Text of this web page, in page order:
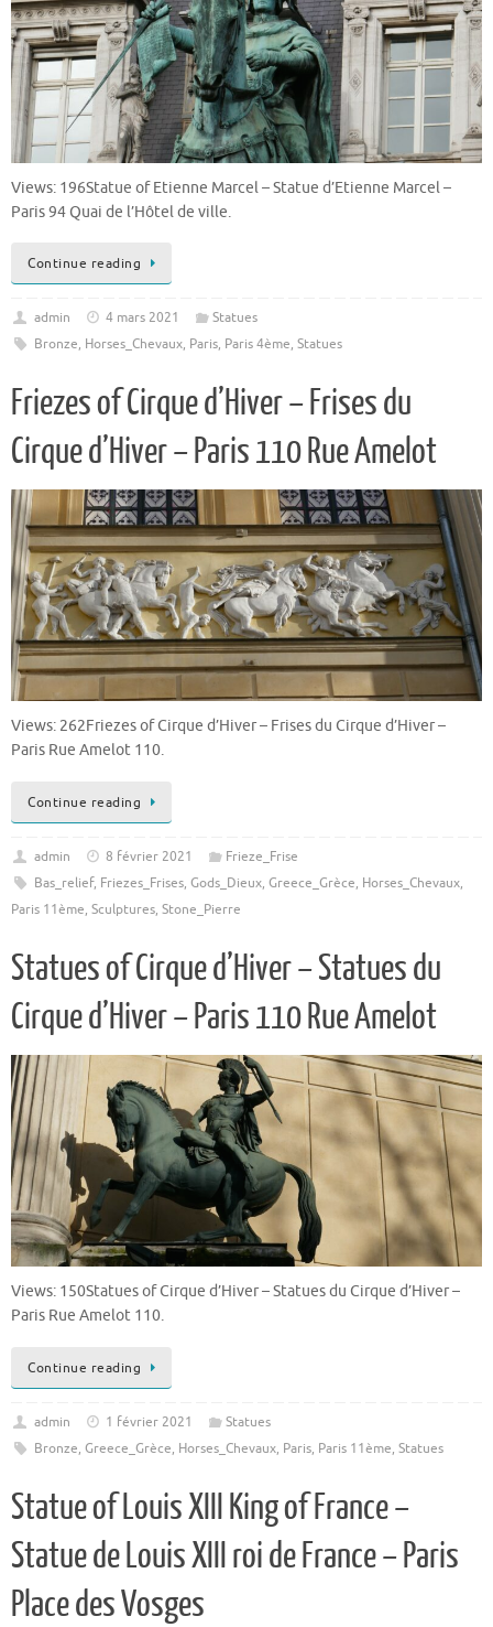
Views: 196Statue of Etienne Marcel – Statue d’Etienne Marcel –
Paris 94 Quai de l’Hôtel de ville.
Continue reading
admin 4 mars 2021
Statues
Bronze, Horses_Chevaux, Paris, Paris 4ème, Statues
Friezes of Cirque d’Hiver – Frises du
Cirque d’Hiver – Paris 110 Rue Amelot
Views: 262Friezes of Cirque d’Hiver – Frises du Cirque d’Hiver –
Paris Rue Amelot 110.
Continue reading
admin 8 février 2021
Frieze_Frise
Bas_relief, Friezes_Frises, Gods_Dieux, Greece_Grèce, Horses_Chevaux,
Paris 11ème, Sculptures, Stone_Pierre
Statues of Cirque d’Hiver – Statues du
Cirque d’Hiver – Paris 110 Rue Amelot
Views: 150Statues of Cirque d’Hiver – Statues du Cirque d’Hiver –
Paris Rue Amelot 110.
Continue reading
admin 1 février 2021
Statues
Bronze, Greece_Grèce, Horses_Chevaux, Paris, Paris 11ème, Statues
Statue of Louis XIII King of France –
Statue de Louis XIII roi de France – Paris
Place des Vosges